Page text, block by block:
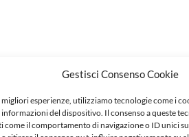
Gestisci Consenso Cookie
esperienze, utilizziamo tecnologie come i
informazioni del dispositivo. Il consenso a queste
come il comportamento di navigazione o ID unici